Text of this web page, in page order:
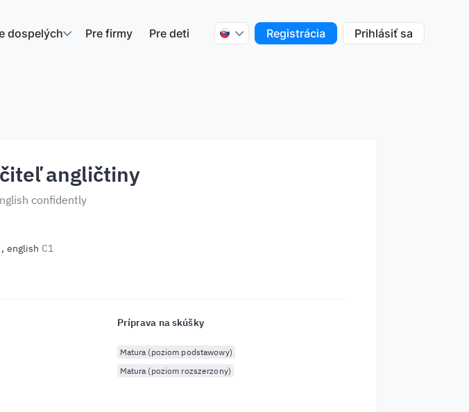
dospelých Pre firmy Pre deti Registrácia Prihlásiť sa
angličtiny
confidently
english C1
Príprava na skúšky
Matura (poziom podstawowy)
Matura (poziom rozszerzony)